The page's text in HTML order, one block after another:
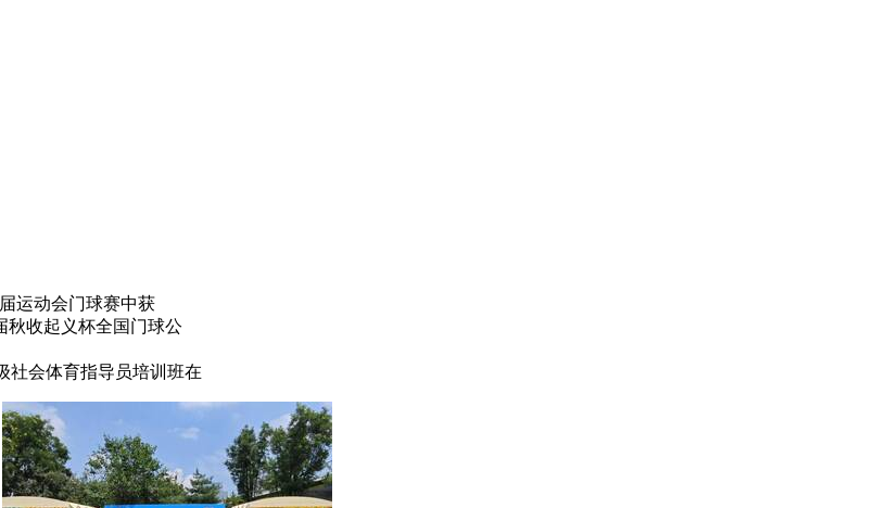
运动会门球赛中获
秋收起义杯全国门球公
社会体育指导员培训班在